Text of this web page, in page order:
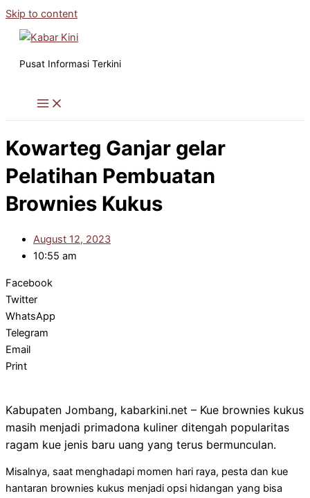
Skip to content
Pusat Informasi Terkini
Kowarteg Ganjar gelar
Pelatihan Pembuatan
Brownies Kukus
August 12, 2023
10:55 am
Facebook
Twitter
WhatsApp
Telegram
Email
Print
Kabupaten Jombang, kabarkini.net – Kue brownies kukus
masih menjadi primadona kuliner ditengah popularitas
ragam kue jenis baru uang yang terus bermunculan.
Misalnya, saat menghadapi momen hari raya, pesta dan kue
hantaran brownies kukus menjadi opsi hidangan yang bisa